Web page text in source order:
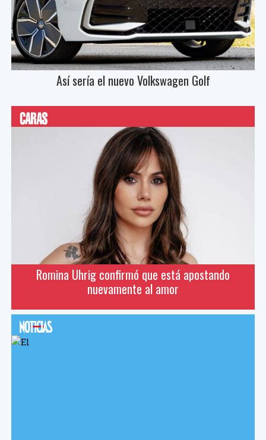
Así sería el nuevo Volkswagen Golf
Romina Uhrig confirmó que está apostando
nuevamente al amor